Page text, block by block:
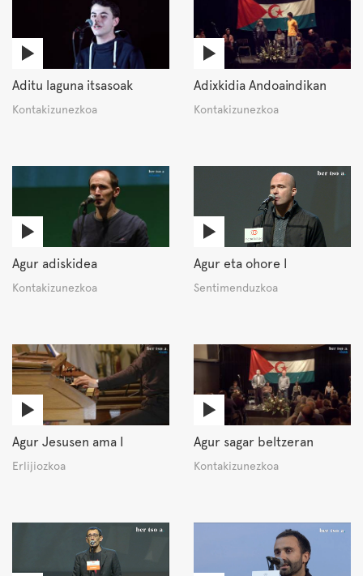
Aditu laguna itsasoak
Kontakizunezkoa
Adixkidia Andoaindikan
Kontakizunezkoa
Agur adiskidea
Kontakizunezkoa
Agur eta ohore I
Sentimenduzkoa
Agur Jesusen ama I
Erlijiozkoa
Agur sagar beltzeran
Kontakizunezkoa